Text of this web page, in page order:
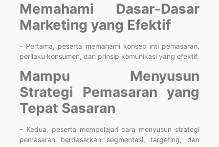
Memahami Dasar-Dasar
Marketing yang Efektif
– Pertama, peserta memahami konsep inti pemasaran,
perilaku konsumen, dan prinsip komunikasi yang efektif.
Mampu Menyusun
Strategi Pemasaran yang
Tepat Sasaran
– Kedua, peserta mempelajari cara menyusun strategi
pemasaran berdasarkan segmentasi, targeting, dan